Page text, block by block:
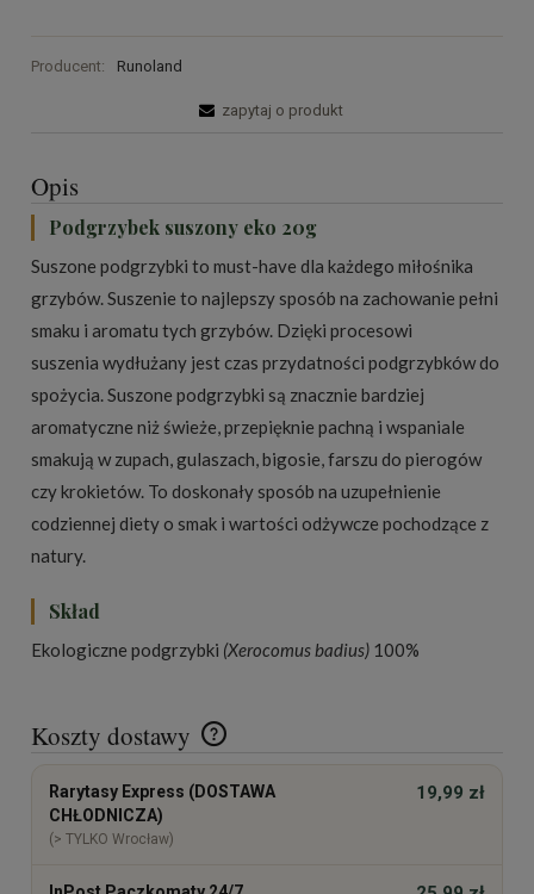
Producent: Runoland
zapytaj o produkt
Opis
Podgrzybek suszony eko 20g
Suszone podgrzybki to must-have dla każdego miłośnika
grzybów. Suszenie to najlepszy sposób na zachowanie pełni
smaku i aromatu tych grzybów. Dzięki procesowi
suszenia wydłużany jest czas przydatności podgrzybków do
spożycia. Suszone podgrzybki są znacznie bardziej
aromatyczne niż świeże, przepięknie pachną i wspaniale
smakują w zupach, gulaszach, bigosie, farszu do pierogów
czy krokietów. To doskonały sposób na uzupełnienie
codziennej diety o smak i wartości odżywcze pochodzące z
natury.
Skład
Ekologiczne podgrzybki (Xerocomus badius) 100%
Koszty dostawy
Cena nie zawiera ewentualnych kosztów płatności
Rarytasy Express (DOSTAWA
CHŁODNICZA)
(> TYLKO Wrocław)
19,99 zł